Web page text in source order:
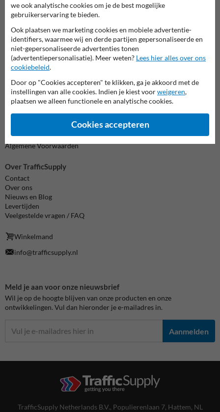
Vragen? Stuur een e-mail naar
info@trafficsupply.nl
of vul het
formulier in en we reageren zo spoedig mogelijk.
info@trafficsupply.nl
Alle contactgegevens
Informatie
Cookie / Privacy
Sitemap
Algemene Voorwaarden
Over TrafficSupply
Contact
Over ons
Nieuws en Blog
Levertijden
Veelgestelde vragen / FAQ
Winkelmand
info@trafficsupply.nl
Meld je aan voor onze nieuwsbrief
Wil je op de hoogte blijven van onze producten en onze
ontwikkelingen. Vul dan hieronder je e-mailadres in.
Aanmelden
TrafficSupply Netherlands B.V., Populierenlaan 7, Hattem, NL
we ook analytische cookies om je de best mogelijke
gebruikerservaring te bieden.
Ook plaatsen we marketing cookies en mobiele advertentie-
identifiers, waarmee wij en derde partijen gepersonaliseerde en
niet-gepersonaliseerde advertenties tonen
(advertentiepersonalisatie). Meer weten? Lees hier alles over ons
cookiebeleid.
Door op "Cookies accepteren" te klikken, ga je akkoord met de
instellingen van alle cookies. Indien je kiest voorweigeren,
plaatsen we alleen functionele en analytische cookies.
Cookies accepteren